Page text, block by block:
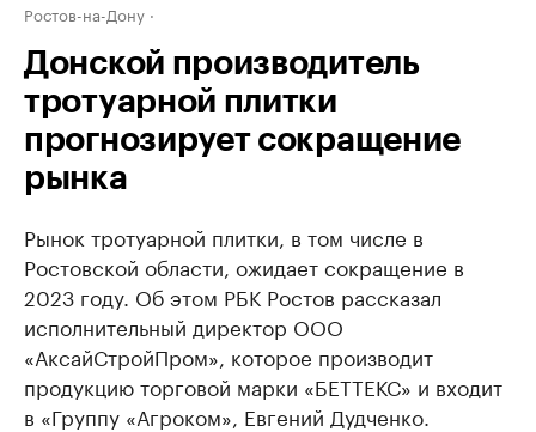
Ростов-на-Дону
Донской производитель
тротуарной плитки
прогнозирует сокращение
рынка
Рынок тротуарной плитки, в том числе в
Ростовской области, ожидает сокращение в
2023 году. Об этом РБК Ростов рассказал
исполнительный директор ООО
«АксайСтройПром», которое производит
продукцию торговой марки «БЕТТЕКС» и входит
в «Группу «Агроком», Евгений Дудченко.